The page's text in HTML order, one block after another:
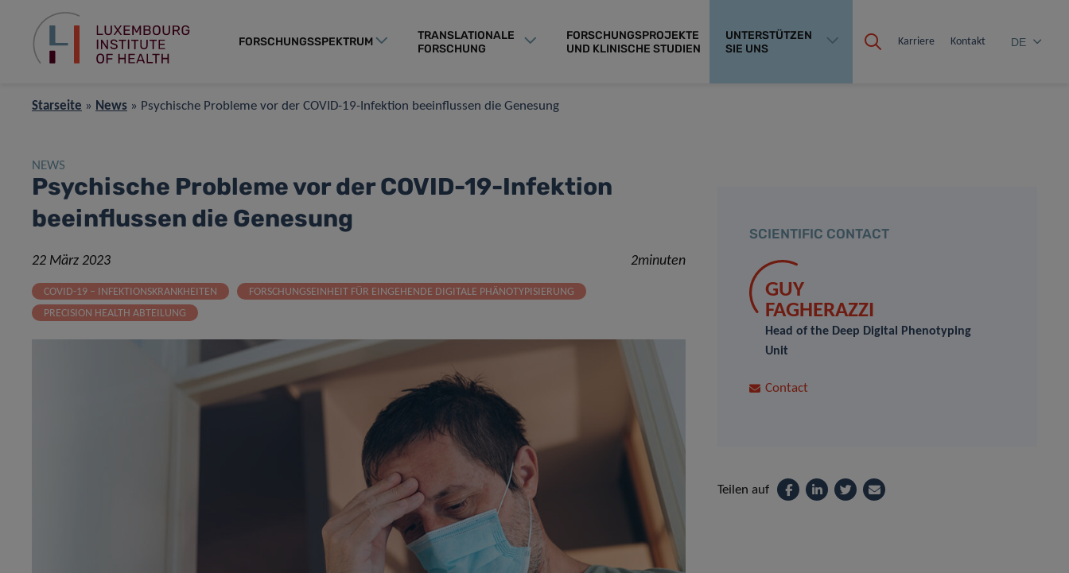
FORSCHUNGSSPEKTRUM
TRANSLATIONALE
FORSCHUNG
FORSCHUNGSPROJEKTE
UND KLINISCHE STUDIEN
UNTERSTÜTZEN
SIE UNS
Karriere Kontakt DE
Starseite » News » Psychische Probleme vor der COVID-19-Infektion beeinflussen die Genesung
NEWS
Psychische Probleme vor der COVID-19-Infektion
beeinflussen die Genesung
22 März 2023 2minuten
COVID-19 – INFEKTIONSKRANKHEITEN
FORSCHUNGSEINHEIT FÜR EINGEHENDE DIGITALE PHÄNOTYPISIERUNG
PRECISION HEALTH ABTEILUNG
SCIENTIFIC CONTACT
GUY
FAGHERAZZI
Head of the Deep Digital Phenotyping
Unit
Contact
Teilen auf